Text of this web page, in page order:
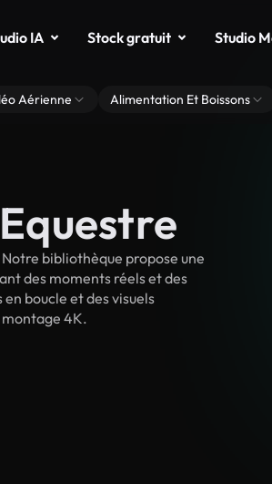
IA Stock gratuit Studio
Aérienne Alimentation Et Boissons
bibliothèque propose une
des moments réels et des
boucle et des visuels
montage 4K.